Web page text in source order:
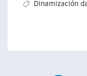
Dinamización